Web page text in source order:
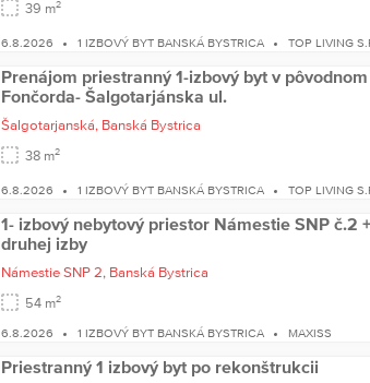
39 m2
6.8.2026 1 IZBOVÝ BYT BANSKÁ BYSTRICA TOP LIVING
Prenájom priestranný 1-izbový byt v
Fončorda- Šalgotarjánska ul.
Šalgotarjanská, Banská Bystrica
38 m2
6.8.2026 1 IZBOVÝ BYT BANSKÁ BYSTRICA TOP LIVING
1- izbový nebytový priestor Námestie SNP č.2
druhej izby
Námestie SNP 2, Banská Bystrica
54 m2
6.8.2026 1 IZBOVÝ BYT BANSKÁ BYSTRICA MAXISS
Priestranný 1 izbový byt po rekonštrukcii